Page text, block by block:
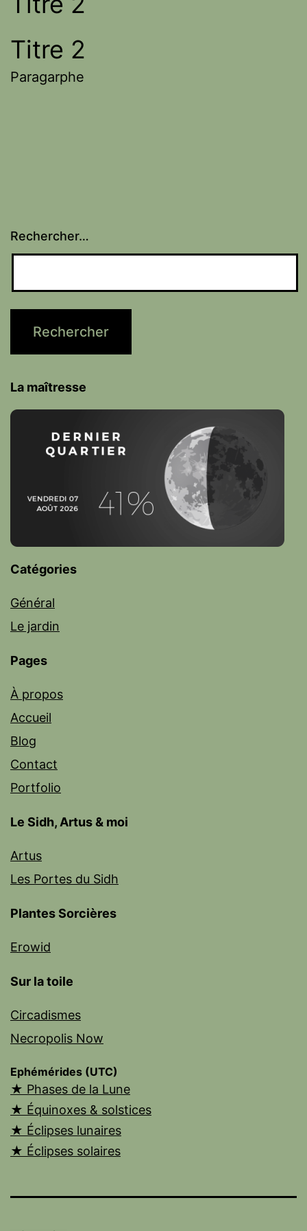
Titre 2
Paragarphe
Rechercher…
La maîtresse
Catégories
Général
Le jardin
Pages
À propos
Accueil
Blog
Contact
Portfolio
Le Sidh, Artus & moi
Artus
Les Portes du Sidh
Plantes Sorcières
Erowid
Sur la toile
Circadismes
Necropolis Now
Ephémérides (UTC)
★ Phases de la Lune
★ Équinoxes & solstices
★ Éclipses lunaires
★ Éclipses solaires